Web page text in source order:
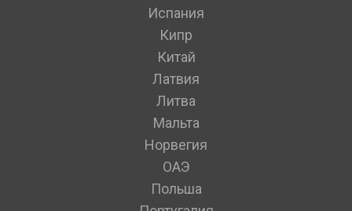
Испания
Кипр
Китай
Латвия
Литва
Мальта
Норвегия
ОАЭ
Польша